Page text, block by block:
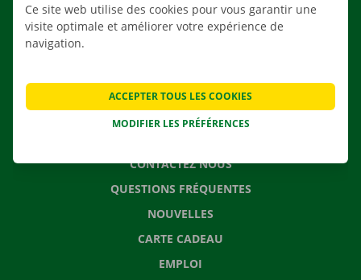
NOS SERVICES
SOLUTIONS DE DÉMÉNAGEMENT
CONTACTEZ NOUS
QUESTIONS FRÉQUENTES
NOUVELLES
CARTE CADEAU
EMPLOI
Ce site web utilise des cookies pour vous garantir une
visite optimale et améliorer votre expérience de
navigation.
MODIFIER LES PRÉFÉRENCES
ACCEPTER TOUS LES COOKIES